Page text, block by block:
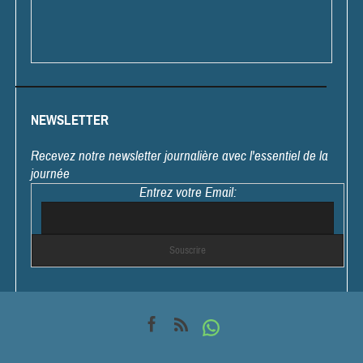
NEWSLETTER
Recevez notre newsletter journalière avec l'essentiel de la
journée
Entrez votre Email: